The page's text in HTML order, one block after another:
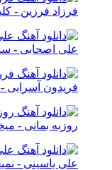
فرزاد فرزین -
علی اصحابی -
فریدون آسرایی
روزبه بمانی -
علی یاسینی -